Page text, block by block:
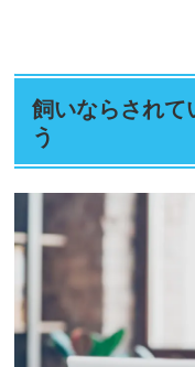
飼いならされ
う